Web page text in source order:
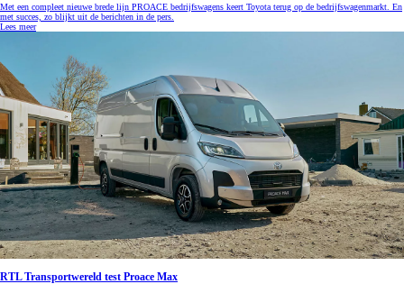
Met een compleet nieuwe brede lijn PROACE bedrijfswagens keert Toyota terug op de bedrijfswagenmarkt. En
met succes, zo blijkt uit de berichten in de pers.
Lees meer
RTL Transportwereld test Proace Max